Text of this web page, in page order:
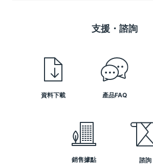
支援・諮詢
資料下載 產品FAQ
銷售據點 諮詢